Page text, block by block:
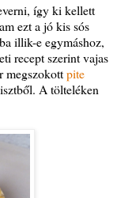
így ki kellett
ezt a jó kis sós
illik-e egymáshoz,
recept szerint vajas
megszokottpite
A tölteléken